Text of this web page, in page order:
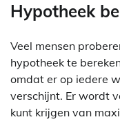
Hypotheek
Veel mensen
hypotheek te
omdat er op iedere
verschijnt. Er wordt
kunt krijgen van